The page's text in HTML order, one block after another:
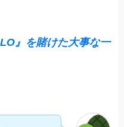
』を賭けた大事な一